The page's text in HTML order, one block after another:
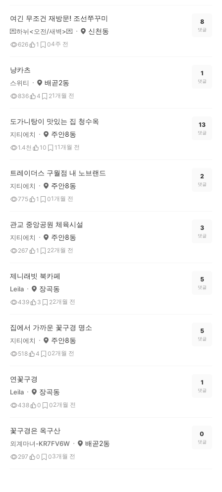
여긴 무조건 재방문! 조선쭈꾸미
💌하뉘<오전/새벽>💌 신천동
626 1 04주 전
8
댓글
냥카츠
스위티 배곧2동
836 4 21개월 전
1
댓글
도가니탕이 맛있는 집 청수옥
지티에치 주안8동
1.4천 10 1 1개월 전
13
댓글
트레이더스 구월점 내 노브랜드
지티에치 주안8동
775 1 01개월 전
2
댓글
관교 중앙공원 체육시설
지티에치 주안8동
267 1 22개월 전
3
댓글
제니래빗 북카페
Leila 장곡동
439 3 22개월 전
5
댓글
집에서 가까운 꽃구경 명소
지티에치 주안8동
518 4 02개월 전
5
댓글
연꽃구경
Leila 장곡동
438 0 02개월 전
1
댓글
꽃구경은 옥구산
외계마녀-KR7FV6W 배곧2동
297 0 03개월 전
0
댓글